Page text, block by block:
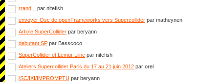
rrand...
par nitefish
envoyer Osc de openFrameworks vers Supercollider par matheynen
Article SuperCollider par beryann
debutant SP par Basscoco
SuperCollider et Lemur Liine par nitefish
Ateliers Supercollider Paris du 17 au 21 juin 2012 par orel
/SC/IXI/IMPROMPTU par beryann